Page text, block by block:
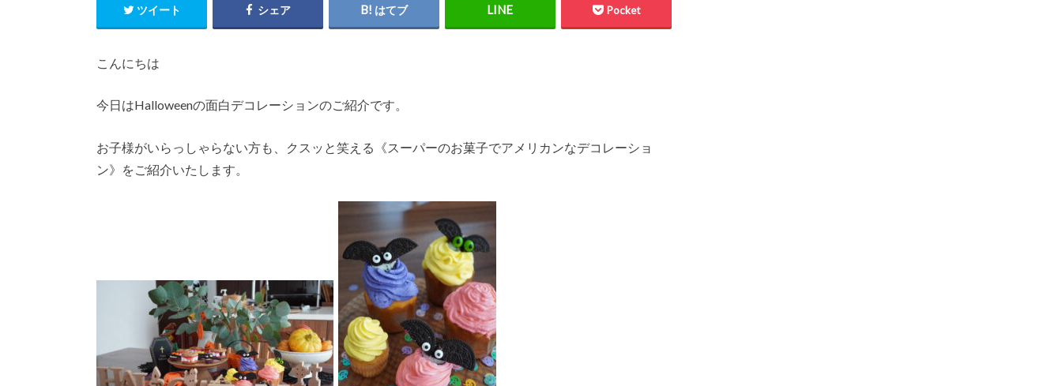
ツイート シェア はてブ Pocket
こんにちは
今日はHalloweenの面白デコレーションのご紹介です。
お子様がいらっしゃらない方も、クスッと笑える《スーパーのお菓子でアメリカンなデコレーショ
ン》をご紹介いたします。